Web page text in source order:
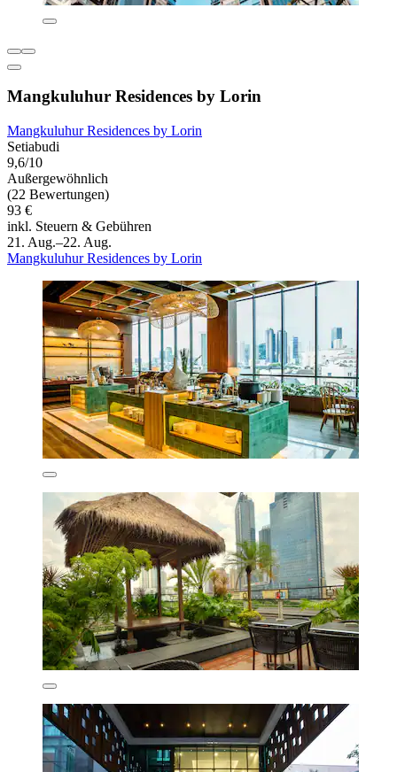
Mangkuluhur Residences by Lorin
Mangkuluhur Residences by Lorin
Setiabudi
9,6/10
Außergewöhnlich
(22 Bewertungen)
93 €
inkl. Steuern & Gebühren
21. Aug.–22. Aug.
Mangkuluhur Residences by Lorin